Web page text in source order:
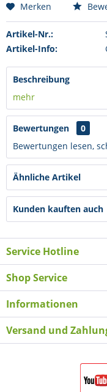
Merken
Artikel-Nr.:
Artikel-Info:
Beschreibung
mehr
Bewertungen
0
Bewertungen lesen,
Ähnliche Artikel
Kunden kauften auch
Service Hotline
Shop Service
Informationen
Versand und